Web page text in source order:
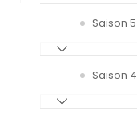
Saison 5
Saison 4